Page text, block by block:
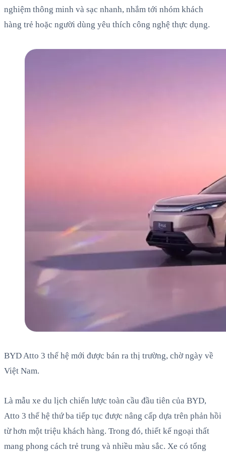
nghiệm thông minh và sạc nhanh, nhắm tới nhóm khách
hàng trẻ hoặc người dùng yêu thích công nghệ thực dụng.
BYD Atto 3 thế hệ mới được bán ra thị trường, chờ ngày về
Việt Nam.
Là mẫu xe du lịch chiến lược toàn cầu đầu tiên của BYD,
Atto 3 thế hệ thứ ba tiếp tục được nâng cấp dựa trên phản hồi
từ hơn một triệu khách hàng. Trong đó, thiết kế ngoại thất
mang phong cách trẻ trung và nhiều màu sắc. Xe có tổng